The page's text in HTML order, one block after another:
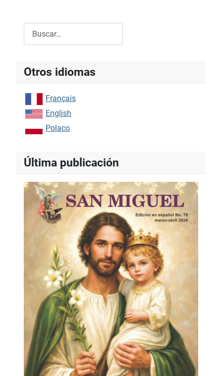
Otros idiomas
Français
English
Polaco
Última publicación